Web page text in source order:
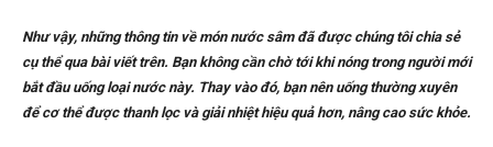
Như vậy, những thông tin về món nước sâm đã được chúng tôi chia sẻ
cụ thể qua bài viết trên. Bạn không cần chờ tới khi nóng trong người mới
bắt đầu uống loại nước này. Thay vào đó, bạn nên uống thường xuyên
để cơ thể được thanh lọc và giải nhiệt hiệu quả hơn, nâng cao sức khỏe.